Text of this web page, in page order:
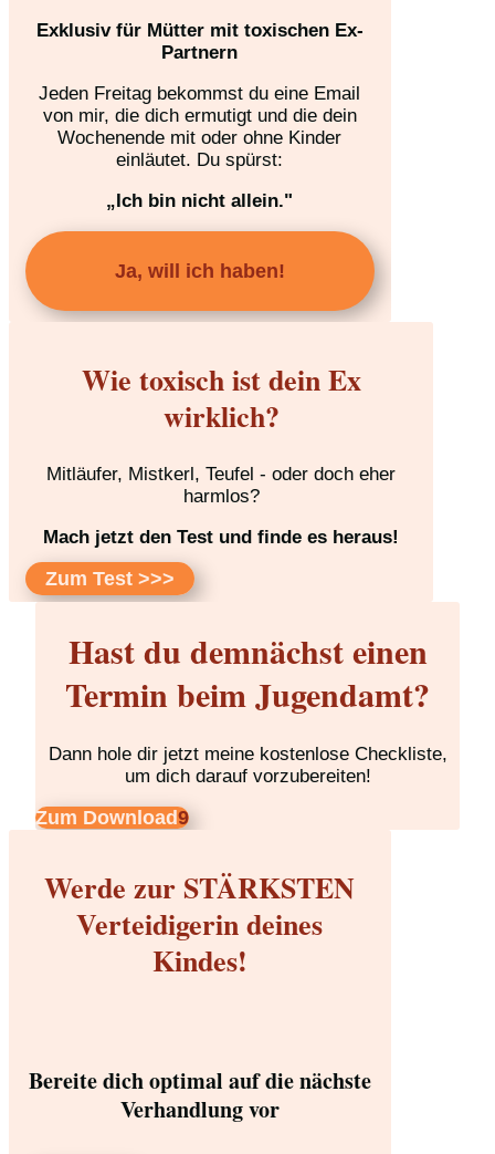
Exklusiv für Mütter mit toxischen Ex-
Partnern
Jeden Freitag bekommst du eine Email
von mir, die dich ermutigt und die dein
Wochenende mit oder ohne Kinder
einläutet. Du spürst:
„Ich bin nicht allein."
Ja, will ich haben!
Wie toxisch ist dein Ex
wirklich?
Mitläufer, Mistkerl, Teufel - oder doch eher
harmlos?
Mach jetzt den Test und finde es heraus!
Zum Test >>>
Hast du demnächst einen
Termin beim Jugendamt?
Dann hole dir jetzt meine kostenlose Checkliste,
um dich darauf vorzubereiten!
Zum Download
Werde zur STÄRKSTEN
Verteidigerin deines
Kindes!
Bereite dich optimal auf die nächste
Verhandlung vor